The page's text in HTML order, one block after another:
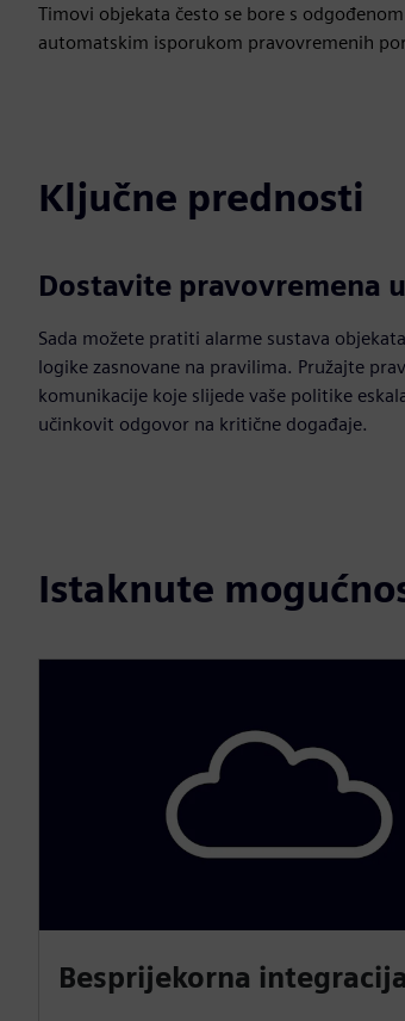
Timovi objekata često se bore s
automatskim isporukom pravovremenih
Ključne prednosti
Dostavite pravovremena
Sada možete pratiti alarme sustava
logike zasnovane na pravilima. Pružajte
komunikacije koje slijede vaše politike
učinkovit odgovor na kritične događaje.
Istaknute
Besprijekorna integracija